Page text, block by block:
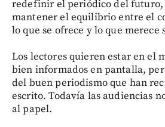
redefinir el periódico del futuro,
mantener el equilibrio entre el
lo que se ofrece y lo que merece
Los lectores quieren estar en el
bien informados en pantalla,
del buen periodismo que han
escrito. Todavía las audiencias
al papel.